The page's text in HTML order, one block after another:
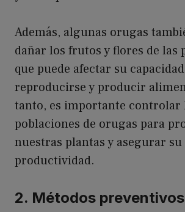
Además, algunas orugas
dañar los frutos y flores de las
que puede afectar su
reproducirse y producir
tanto, es importante controlar
poblaciones de orugas para
nuestras plantas y asegurar su
productividad.
2. Métodos preventivos